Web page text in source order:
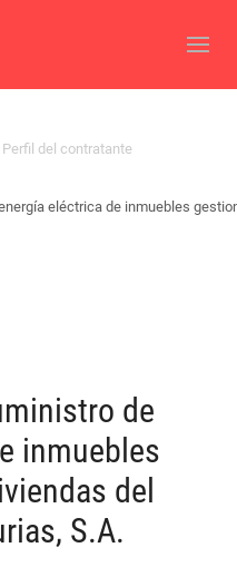
Perfil del contratante
eléctrica de inmuebles
de
inmuebles
del
S.A.